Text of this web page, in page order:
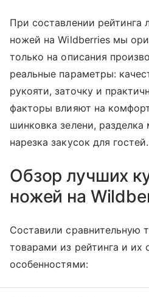
При составлении рейтинга
ножей на Wildberries мы
только на описания
реальные параметры:
рукояти, заточку и
факторы влияют на
шинковка зелени,
нарезка закусок для гостей.
Обзор лучших
ножей на
Составили сравнительную
товарами из рейтинга и их
особенностями: